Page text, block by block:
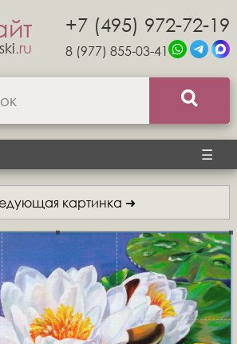
.ru
+7 (495) 972-72-19
8 (977) 855-03-41
☰
картинка ➜